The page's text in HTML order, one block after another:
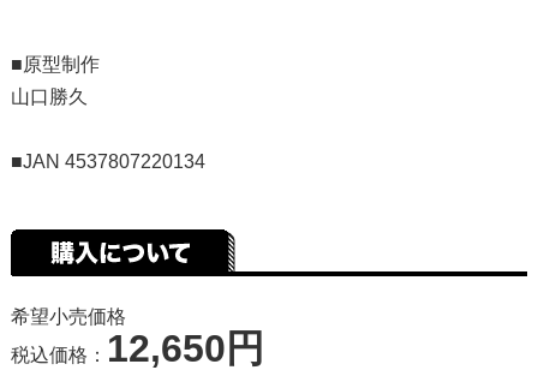
■原型制作
山口勝久
■JAN 4537807220134
希望小売価格
税込価格： 12,650円